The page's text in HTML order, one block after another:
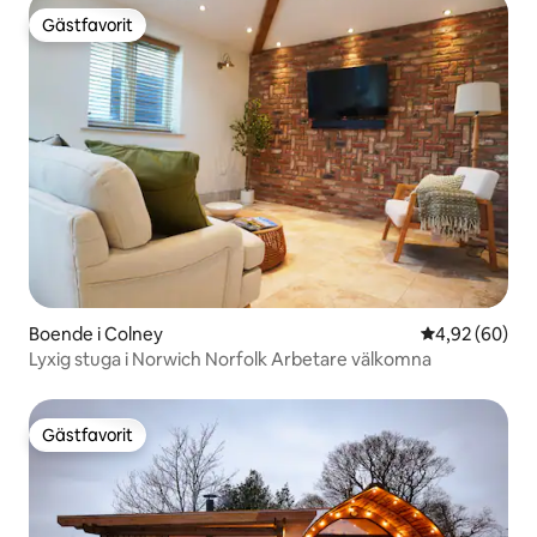
Gästfavorit
Gästfavorit
Boende i Colney 4,92 av 5 i
4,92 (60)
Lyxig stuga i Norwich Norfolk Arbetare välkomna
Gästfavorit
Gästfavorit